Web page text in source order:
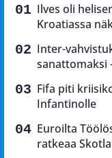
Ilves oli
Kroatiassa
Inter-
sanattomaksi
Fifa piti
Infantinolle
Euroilta
ratkeaa